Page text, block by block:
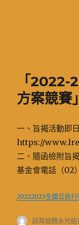
「2022-
方案競賽
一、旨揭活動即
https://
二、隨函檢附旨
基金會電話（02
20222023全國公民
作
訓育組魏永光組